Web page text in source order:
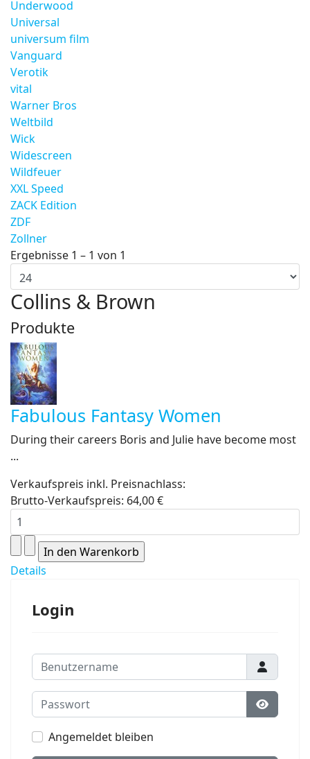
Underwood
Universal
universum film
Vanguard
Verotik
vital
Warner Bros
Weltbild
Wick
Widescreen
Wildfeuer
XXL Speed
ZACK Edition
ZDF
Zollner
Ergebnisse 1 – 1 von 1
Collins & Brown
Produkte
Fabulous Fantasy Women
During their careers Boris and Julie have become most
...
Verkaufspreis inkl. Preisnachlass:
Brutto-Verkaufspreis: 64,00 €
Details
Login
Benutzername
Passwort
Angemeldet bleiben